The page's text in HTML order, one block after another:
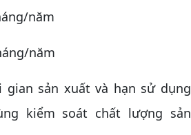
năm
năm
sản xuất và hạn sử dụng
kiểm soát chất lượng sản